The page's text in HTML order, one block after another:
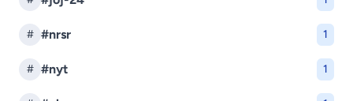
# #nrsr 1
# #nyt 1